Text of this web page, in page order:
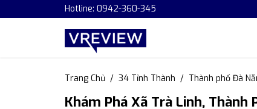
Hotline: 0942-360-345
Trang Chủ 34 Tỉnh Thành Thành phố Đà
Khám Phá Xã Trà Linh, Thành